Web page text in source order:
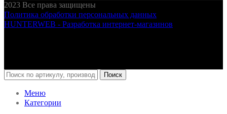
2023 Все права защищены
Политика обработки персональных данных
HUNTERWEB - Разработка интернет-магазинов
Поиск
Меню
Категории